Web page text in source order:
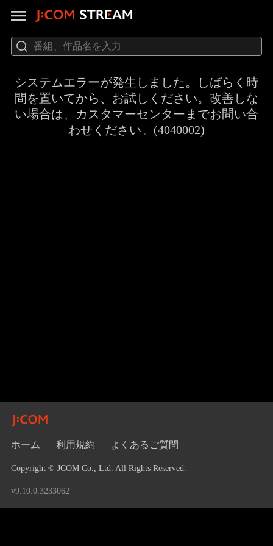
システムエラーが発生しました。しばらく時
間を置いてから、お試しください。改善しな
い場合は、カスタマーセンターまでお問い合
わせください。(4040002)
ホーム 利用規約 よくあるご質問
Copyright © JCOM Co., Ltd. All Rights Reserved.
v9.10.0.3233062